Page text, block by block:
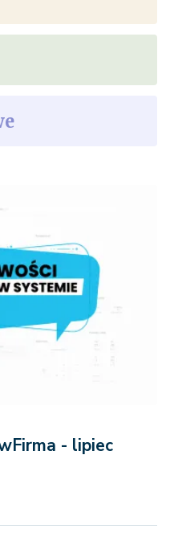
- lipiec